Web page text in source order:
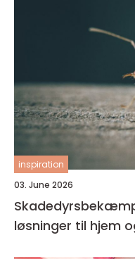
inspiration
03. June 2026
løsninger til hjem